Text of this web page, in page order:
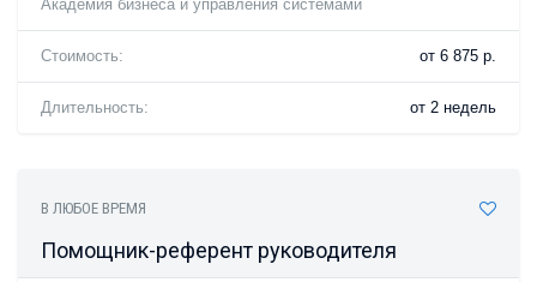
Академия бизнеса и управления системами
Стоимость: от 6 875 р.
Длительность: от 2 недель
В ЛЮБОЕ ВРЕМЯ
Помощник-референт руководителя